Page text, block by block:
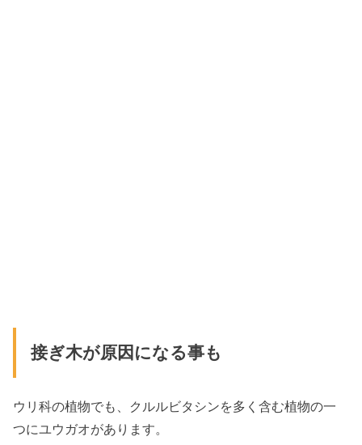
接ぎ木が原因になる事も
ウリ科の植物でも、クルルビタシンを多く含む植物の一
つにユウガオがあります。